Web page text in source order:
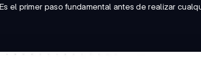
el primer paso fundamental antes de realizar